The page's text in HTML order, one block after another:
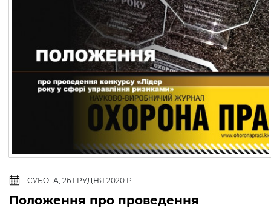
СУБОТА, 26 ГРУДНЯ 2020 Р.
Положення про проведення